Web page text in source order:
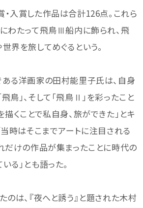
入賞した作品は合計126点。これら
わたって飛鳥Ⅲ船内に飾られ、飛
界を旅してめぐるという。
る洋画家の田村能里子氏は、自身
鳥」、そして「飛鳥Ⅱ」を彩ったこと
描くことで私自身、旅ができた」とキ
当時はそこまでアートに注目される
だけの作品が集まったことに時代の
る」とも語った。
のは、『夜へと誘う』と題された木村